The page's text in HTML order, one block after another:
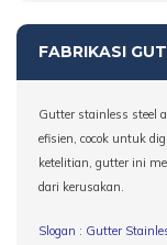
FABRIKASI
Gutter stainless steel
efisien, cocok untuk
ketelitian, gutter ini
dari kerusakan.
Slogan : Gutter